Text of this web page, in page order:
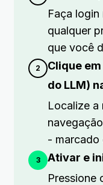
Faça
qualquer
que você
Clique
do LLM)
Localize a
- marcado
Ativar e
Pressione